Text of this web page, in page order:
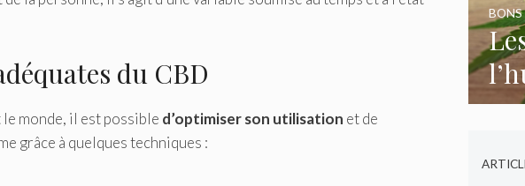
du CBD
le monde, il est possible d’optimiser son utilisation et de
grâce à quelques techniques :
BONS